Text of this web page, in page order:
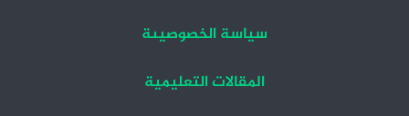
سياسة الخصوصيىة
المقالات التعليمية